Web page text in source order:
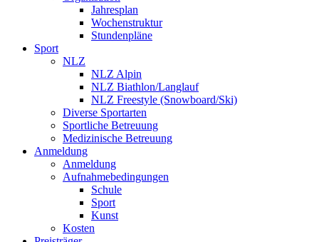
Jahresplan
Wochenstruktur
Stundenpläne
Sport
NLZ
NLZ Alpin
NLZ Biathlon/Langlauf
NLZ Freestyle (Snowboard/Ski)
Diverse Sportarten
Sportliche Betreuung
Medizinische Betreuung
Anmeldung
Anmeldung
Aufnahmebedingungen
Schule
Sport
Kunst
Kosten